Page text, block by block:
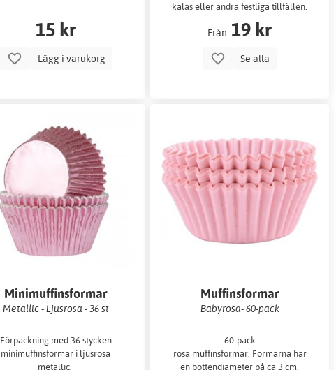
15 kr
Lägg i varukorg
kalas eller andra festliga tillfällen.
Finns i fyra olika storlekar.
Från: 19 kr
Se alla
Minimuffinsformar
Metallic - Ljusrosa - 36 st
Förpackning med 36 stycken
minimuffinsformar i ljusrosa
metallic.
Muffinsformar
Babyrosa- 60-pack
60-pack
rosa muffinsformar. Formarna har
en bottendiameter på ca 3 cm.